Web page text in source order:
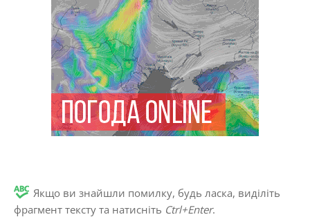
Якщо ви знайшли помилку, будь ласка, виділіть
фрагмент тексту та натисніть Ctrl+Enter.